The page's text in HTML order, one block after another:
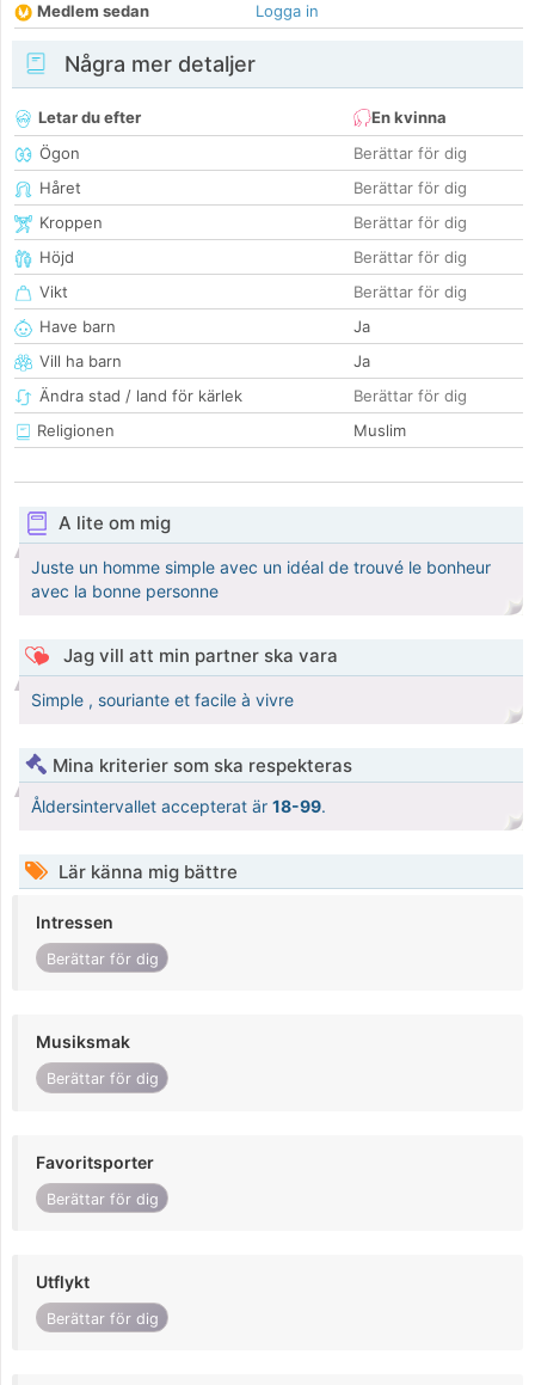
Medlem sedan
Logga in
Några mer detaljer
Letar du efter
En kvinna
Ögon
Berättar för dig
Håret
Berättar för dig
Kroppen
Berättar för dig
Höjd
Berättar för dig
Vikt
Berättar för dig
Have barn
Ja
Vill ha barn
Ja
Ändra stad / land för kärlek
Berättar för dig
Religionen
Muslim
A lite om mig
Juste un homme simple avec un idéal de trouvé le bonheur
avec la bonne personne
Jag vill att min partner ska vara
Simple , souriante et facile à vivre
Mina kriterier som ska respekteras
Åldersintervallet accepterat är 18-99.
Lär känna mig bättre
Intressen
Berättar för dig
Musiksmak
Berättar för dig
Favoritsporter
Berättar för dig
Utflykt
Berättar för dig